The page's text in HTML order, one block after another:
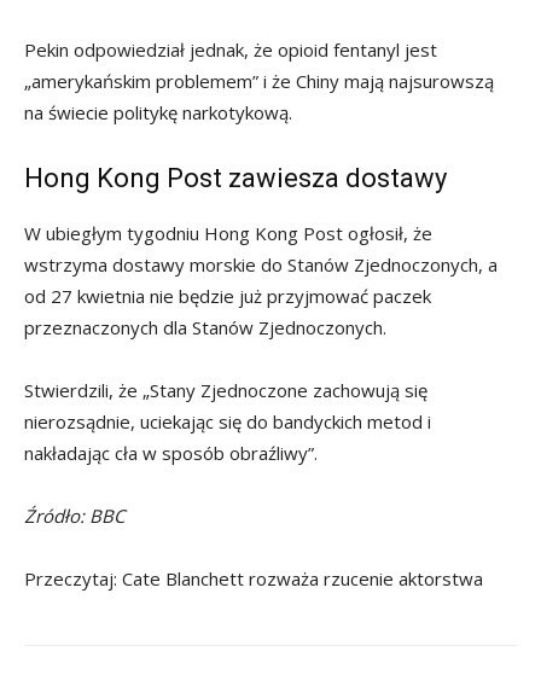
Pekin odpowiedział jednak, że opioid fentanyl jest
„amerykańskim problemem” i że Chiny mają najsurowszą
na świecie politykę narkotykową.
Hong Kong Post zawiesza dostawy
W ubiegłym tygodniu Hong Kong Post ogłosił, że
wstrzyma dostawy morskie do Stanów Zjednoczonych, a
od 27 kwietnia nie będzie już przyjmować paczek
przeznaczonych dla Stanów Zjednoczonych.
Stwierdzili, że „Stany Zjednoczone zachowują się
nierozsądnie, uciekając się do bandyckich metod i
nakładając cła w sposób obraźliwy”.
Źródło: BBC
Przeczytaj: Cate Blanchett rozważa rzucenie aktorstwa